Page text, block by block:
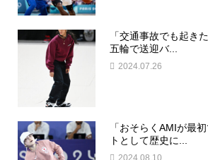
「交通事故でも起き
五輪で送迎バ...
2024.07.26
「おそらくAMIが最
トとして歴史に...
2024.08.10